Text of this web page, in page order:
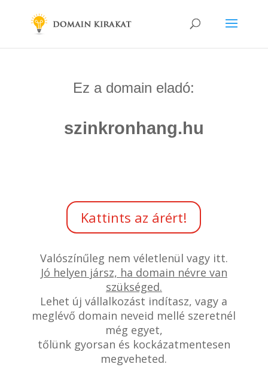
Ez a domain eladó:
szinkronhang.hu
Kattints az árért!
Valószínűleg nem véletlenül vagy itt.
Jó helyen jársz, ha domain névre van
szükséged.
Lehet új vállalkozást indítasz, vagy a
meglévő domain neveid mellé szeretnél
még egyet,
tőlünk gyorsan és kockázatmentesen
megveheted.